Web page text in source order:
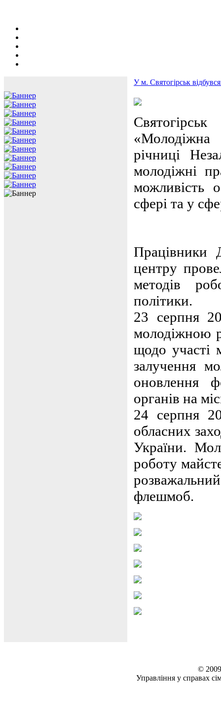
У м. Святогірськ
«Молодіжна
річниці
молодіжні
можливість
сфері та у
Працівники
центру
методів
політики.
23 серпня
молодіжною
щодо участі
залучення
оновлення
органів на
24 серпня
обласних
України.
роботу
флешмоб.
©
Управління у справах